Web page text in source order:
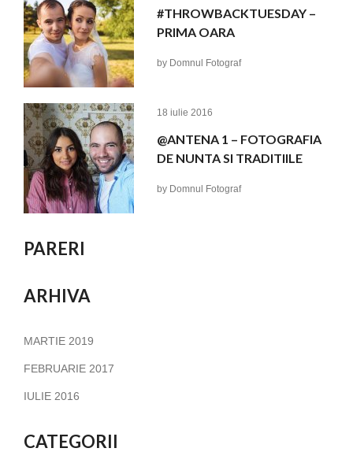
#THROWBACKTUESDAY –
PRIMA OARA
by Domnul Fotograf
18 iulie 2016
@ANTENA 1 – FOTOGRAFIA
DE NUNTA SI TRADITIILE
by Domnul Fotograf
PARERI
ARHIVA
MARTIE 2019
FEBRUARIE 2017
IULIE 2016
CATEGORII